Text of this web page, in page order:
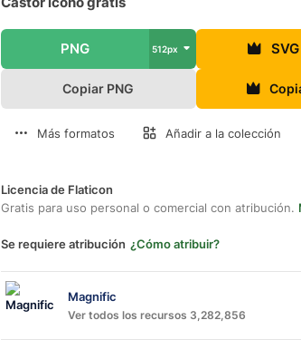
PNG 512px SVG
Copiar PNG
Más formatos Añadir a la colección
Licencia de Flaticon
Gratis para uso personal o comercial con atribución.
Se requiere atribución ¿Cómo atribuir?
Magnific
Ver todos los recursos 3,282,856